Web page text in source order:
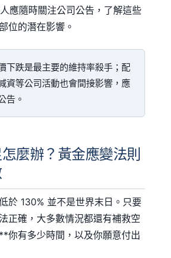
應隨時關注公司公告，了解這些
位的潛在影響。
下跌是最主要的維持率殺手；配
資等公司活動也會間接影響，應
告。
麼辦？黃金應變法則
於 130% 並不是世界末日。只要
正確，大多數情況都還有補救空
你有多少時間，以及你願意付出